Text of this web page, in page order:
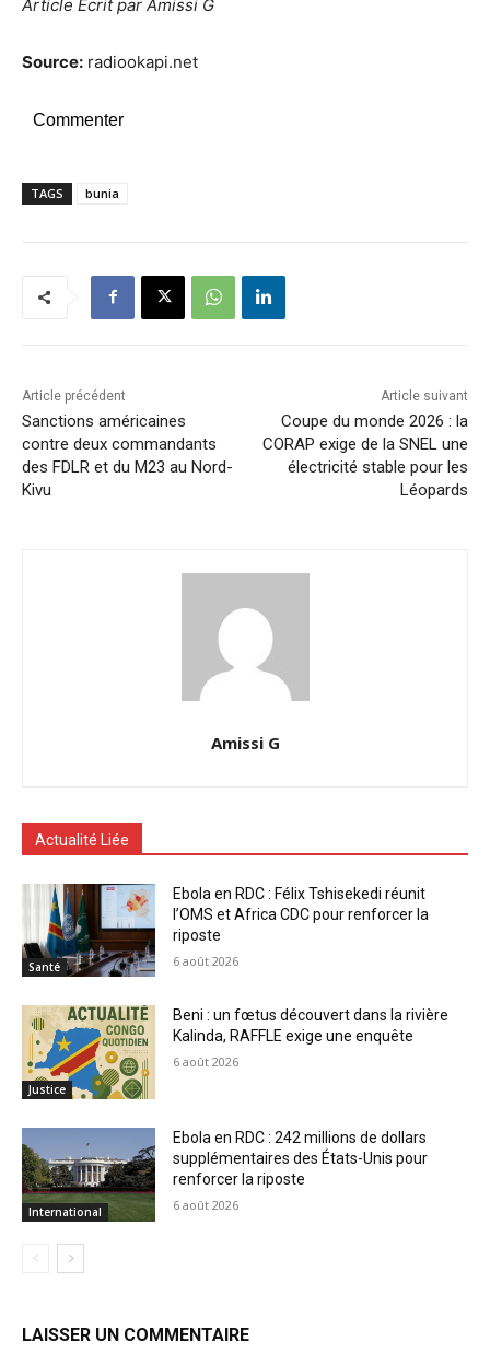
Article Ecrit par Amissi G
Source: radiookapi.net
Commenter
TAGS bunia
Article précédent
Sanctions américaines
contre deux commandants
des FDLR et du M23 au Nord-
Kivu
Article suivant
Coupe du monde 2026 : la
CORAP exige de la SNEL une
électricité stable pour les
Léopards
Amissi G
Actualité Liée
Santé
Ebola en RDC : Félix Tshisekedi réunit
l’OMS et Africa CDC pour renforcer la
riposte
6 août 2026
Justice
Beni : un fœtus découvert dans la rivière
Kalinda, RAFFLE exige une enquête
6 août 2026
International
Ebola en RDC : 242 millions de dollars
supplémentaires des États-Unis pour
renforcer la riposte
6 août 2026
LAISSER UN COMMENTAIRE